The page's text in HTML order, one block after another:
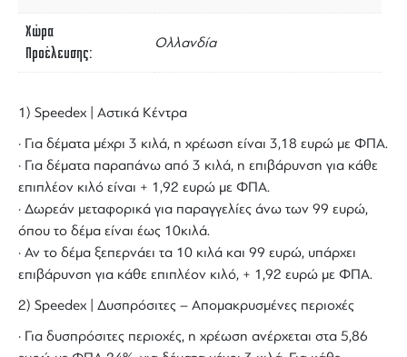
Χώρα
Προέλευσης
Ολλανδία
1) Speedex | Αστικά Κέντρα
· Για δέματα μέχρι 3 κιλά, η χρέωση είναι 3,18 ευρώ με ΦΠΑ.
· Για δέματα παραπάνω από 3 κιλά, η επιβάρυνση για κάθε
επιπλέον κιλό είναι + 1,92 ευρώ με ΦΠΑ.
· Δωρεάν μεταφορικά για παραγγελίες άνω των 99 ευρώ,
όπου το δέμα είναι έως 10κιλά.
· Αν το δέμα ξεπερνάει τα 10 κιλά και 99 ευρώ, υπάρχει
επιβάρυνση για κάθε επιπλέον κιλό, + 1,92 ευρώ με ΦΠΑ.
2) Speedex | Δυσπρόσιτες – Απομακρυσμένες περιοχές
· Για δυσπρόσιτες περιοχές, η χρέωση ανέρχεται στα 5,86